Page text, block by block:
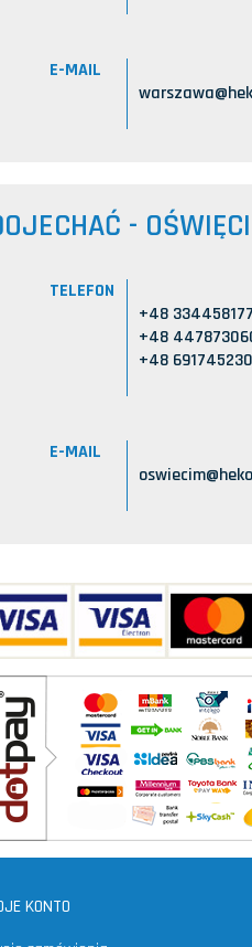
E-MAIL
-
TELEFON
+48 334458177
+48
+48 691745230
E-MAIL
KONTO